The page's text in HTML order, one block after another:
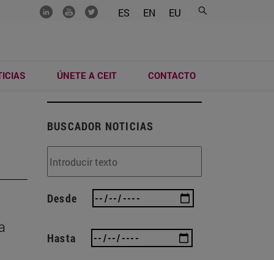
ES EN EU
....... ....... .......
ÚNETE A CEIT CONTACTO
BUSCADOR NOTICIAS
Desde
Hasta